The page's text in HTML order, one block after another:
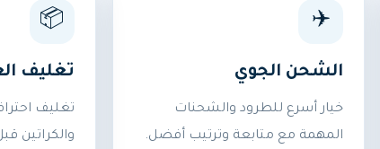
✈️
الشحن الجوي
خيار أسرع للطرود والشحنات
المهمة مع متابعة وترتيب أفضل.
📦
تغليف
تغليف
والكراتين